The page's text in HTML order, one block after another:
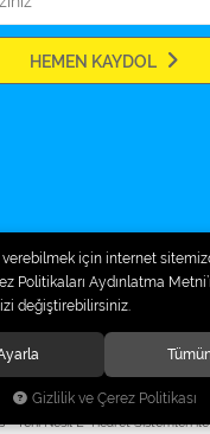
HEMEN KAYDOL
Ampulsan®. Tüm hakları
Yeni Nesil E-Ticaret Sistemleri ile
için internet
Politikaları Aydınlatma
değiştirebilirsiniz.
Gizlilik ve Çerez Politikası